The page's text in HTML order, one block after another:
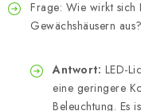
Frage: Wie wirkt sich
Gewächshäusern aus?
Antwort: LED-
eine geringere
Beleuchtung. Es